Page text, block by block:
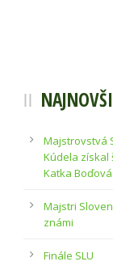
Majstrovstvá
Kúdela získal
Katka
Majstri
známi
Finále SLU